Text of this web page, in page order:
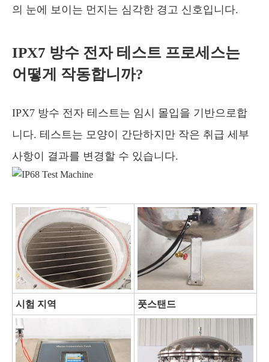
의 눈에 보이는 먼지는 심각한 경고 신호입니다.
IPX7 방수 전자 테스트 프로세스는
어떻게 작동합니까?
IPX7 방수 전자 테스트는 임시 몰입을 기반으로합
니다. 테스트는 모양이 간단하지만 작은 취급 세부
사항이 결과를 변경할 수 있습니다.
시험 지역 풋스탠드